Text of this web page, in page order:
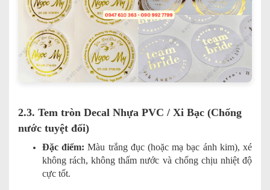
2.3. Tem tròn Decal Nhựa PVC / Xi Bạc (Chống
nước tuyệt đối)
Đặc điểm: Màu trắng đục (hoặc mạ bạc ánh kim), xé
không rách, không thấm nước và chống chịu nhiệt độ
cực tốt.